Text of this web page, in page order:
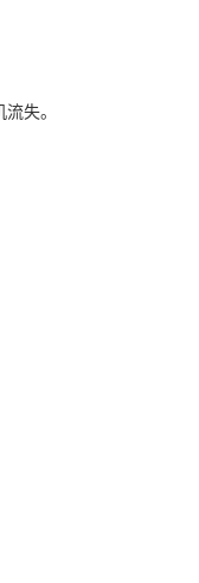
失。